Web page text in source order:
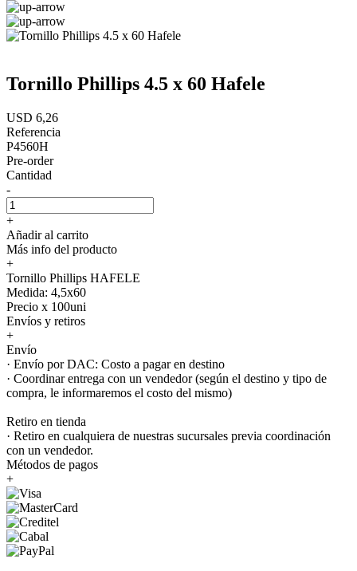
Tornillo Phillips 4.5 x 60 Hafele
USD 6,26
Referencia
P4560H
Pre-order
Cantidad
-
+
Añadir al carrito
Más info del producto
+
Tornillo Phillips HAFELE
Medida: 4,5x60
Precio x 100uni
Envíos y retiros
+
Envío
· Envío por DAC: Costo a pagar en destino
· Coordinar entrega con un vendedor (según el destino y tipo de
compra, le informaremos el costo del mismo)
Retiro en tienda
· Retiro en cualquiera de nuestras sucursales previa coordinación
con un vendedor.
Métodos de pagos
+